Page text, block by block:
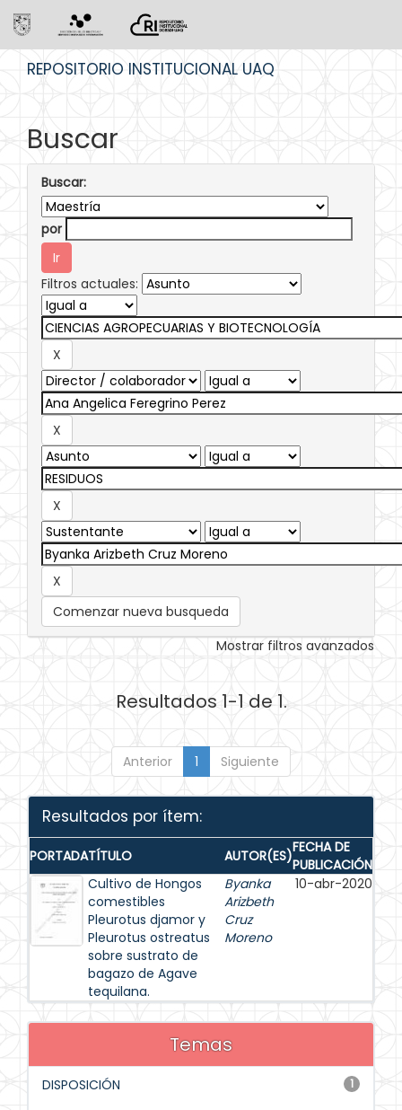
REPOSITORIO INSTITUCIONAL UAQ
Buscar
Buscar:
por
Filtros actuales:
Comenzar nueva busqueda
Mostrar filtros avanzados
Resultados 1-1 de 1.
Anterior 1 Siguiente
Resultados por ítem:
PORTADATÍTULO AUTOR(ES)FECHA DE
PUBLICACIÓN
Cultivo de Hongos
comestibles
Pleurotus djamor y
Pleurotus ostreatus
sobre sustrato de
bagazo de Agave
tequilana.
Byanka
Arizbeth
Cruz
Moreno
10-abr-2020
Temas
1
DISPOSICIÓN